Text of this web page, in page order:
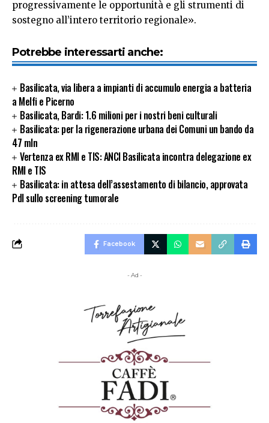
progressivamente le opportunità e gli strumenti di
sostegno all’intero territorio regionale».
Potrebbe interessarti anche:
Basilicata, via libera a impianti di accumulo energia a batteria
a Melfi e Picerno
Basilicata, Bardi: 1.6 milioni per i nostri beni culturali
Basilicata: per la rigenerazione urbana dei Comuni un bando da
47 mln
Vertenza ex RMI e TIS: ANCI Basilicata incontra delegazione ex
RMI e TIS
Basilicata: in attesa dell’assestamento di bilancio, approvata
Pdl sullo screening tumorale
Facebook
- Ad -